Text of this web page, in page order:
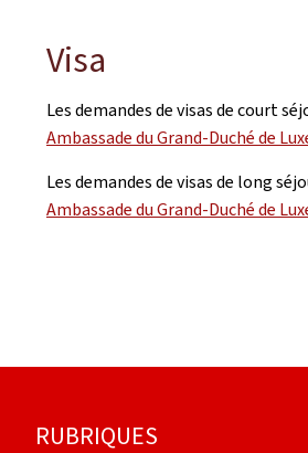
Visa
Les demandes de visas de court
Ambassade du Grand-Duché de
Les demandes de visas de long
Ambassade du Grand-Duché de
Pied
RUBRIQUES